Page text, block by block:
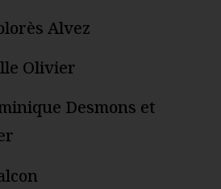
Alvez
Olivier
Desmons et